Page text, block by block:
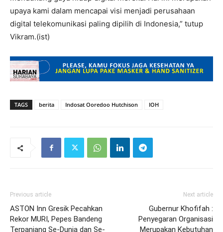
upaya kami dalam mencapai visi menjadi perusahaan
digital telekomunikasi paling dipilih di Indonesia,” tutup
Vikram.(ist)
TAGS berita Indosat Ooredoo Hutchison IOH
Previous article
ASTON Inn Gresik Pecahkan
Rekor MURI, Pepes Bandeng
Terpanjang Se-Dunia dan Se-
Next article
Gubernur Khofifah :
Penyegaran Organisasi
Merupakan Kebutuhan